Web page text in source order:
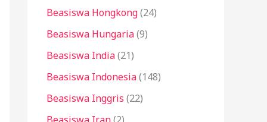
Beasiswa Hongkong(24)
Beasiswa Hungaria(9)
Beasiswa India(21)
Beasiswa Indonesia(148)
Beasiswa Inggris (22)